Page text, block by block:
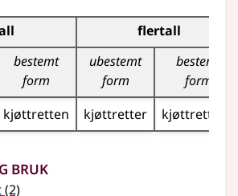
dette substantivet
flertall
bestemt
form
ubestemt
form
bestemt
form
kjøttretten kjøttretter kjøttrettene
bruk
(2)